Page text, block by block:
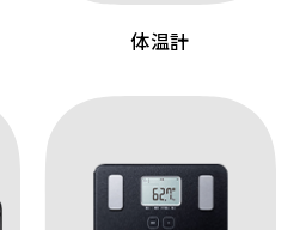
体温計